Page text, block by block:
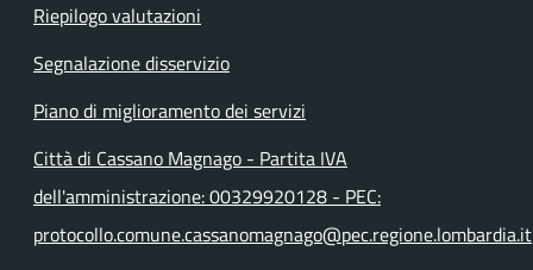
Riepilogo valutazioni
Segnalazione disservizio
Piano di miglioramento dei servizi
Città di Cassano Magnago - Partita IVA
dell'amministrazione: 00329920128 - PEC:
protocollo.comune.cassanomagnago@pec.regione.lombardia.it